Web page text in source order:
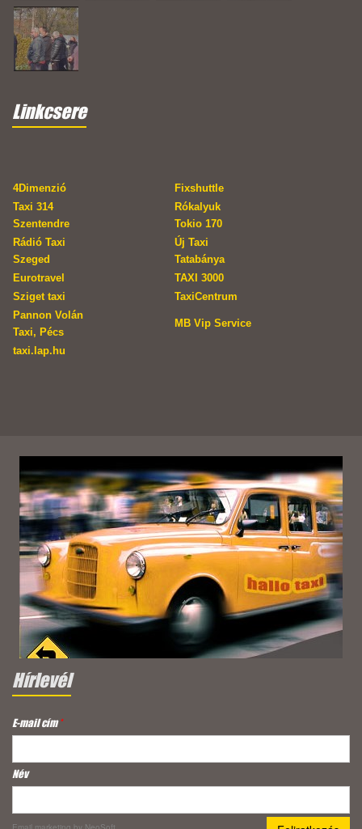
Linkcsere
4Dimenzió
Fixshuttle
Taxi 314
Szentendre
Rókalyuk
Tokio 170
Rádió Taxi
Szeged
Új Taxi
Tatabánya
Eurotravel
TAXI 3000
Sziget taxi
TaxiCentrum
Pannon Volán
Taxi, Pécs
MB Vip Service
taxi.lap.hu
Hírlevél
E-mail cím*
Név